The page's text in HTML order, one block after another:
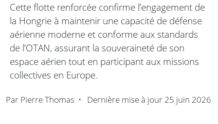
Cette flotte renforcée confirme l’engagement de
la Hongrie à maintenir une capacité de défense
aérienne moderne et conforme aux standards
de l’OTAN, assurant la souveraineté de son
espace aérien tout en participant aux missions
collectives en Europe.
Par Pierre Thomas • Dernière mise à jour 25 juin 2026